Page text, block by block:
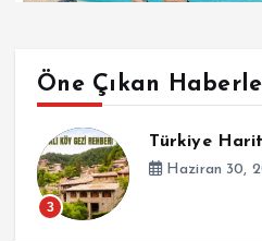
Temmuz 2, 2026
Öne Çıkan
3
Türkiye
Haziran 30,